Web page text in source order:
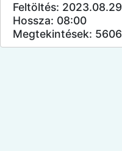
Feltöltés: 2023.08.29
Hossza: 08:00
Megtekintések: 5606